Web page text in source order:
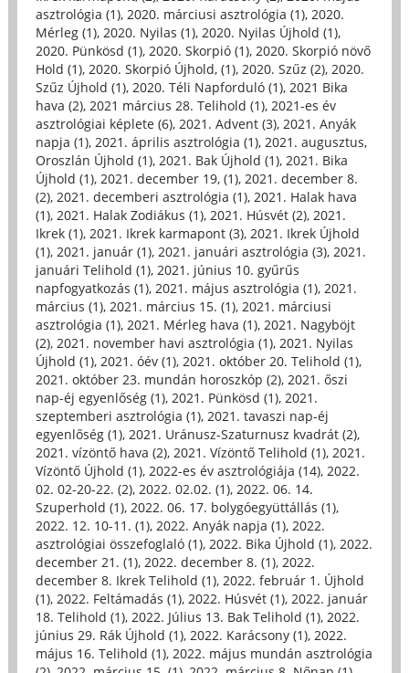
asztrológia (1), 2020. márciusi asztrológia (1), 2020.
Mérleg (1), 2020. Nyilas (1), 2020. Nyilas Újhold (1),
2020. Pünkösd (1), 2020. Skorpió (1), 2020. Skorpió növő
Hold (1), 2020. Skorpió Újhold, (1), 2020. Szűz (2), 2020.
Szűz Újhold (1), 2020. Téli Napforduló (1), 2021 Bika
hava (2), 2021 március 28. Telihold (1), 2021-es év
asztrológiai képlete (6), 2021. Advent (3), 2021. Anyák
napja (1), 2021. április asztrológia (1), 2021. augusztus,
Oroszlán Újhold (1), 2021. Bak Újhold (1), 2021. Bika
Újhold (1), 2021. december 19, (1), 2021. december 8.
(2), 2021. decemberi asztrológia (1), 2021. Halak hava
(1), 2021. Halak Zodiákus (1), 2021. Húsvét (2), 2021.
Ikrek (1), 2021. Ikrek karmapont (3), 2021. Ikrek Újhold
(1), 2021. január (1), 2021. januári asztrológia (3), 2021.
januári Telihold (1), 2021. június 10. gyűrűs
napfogyatkozás (1), 2021. május asztrológia (1), 2021.
március (1), 2021. március 15. (1), 2021. márciusi
asztrológia (1), 2021. Mérleg hava (1), 2021. Nagyböjt
(2), 2021. november havi asztrológia (1), 2021. Nyilas
Újhold (1), 2021. óév (1), 2021. október 20. Telihold (1),
2021. október 23. mundán horoszkóp (2), 2021. őszi
nap-éj egyenlőség (1), 2021. Pünkösd (1), 2021.
szeptemberi asztrológia (1), 2021. tavaszi nap-éj
egyenlőség (1), 2021. Uránusz-Szaturnusz kvadrát (2),
2021. vízöntő hava (2), 2021. Vízöntő Telihold (1), 2021.
Vízöntő Újhold (1), 2022-es év asztrológiája (14), 2022.
02. 02-20-22. (2), 2022. 02.02. (1), 2022. 06. 14.
Szuperhold (1), 2022. 06. 17. bolygóegyüttállás (1),
2022. 12. 10-11. (1), 2022. Anyák napja (1), 2022.
asztrológiai összefoglaló (1), 2022. Bika Újhold (1), 2022.
december 21. (1), 2022. december 8. (1), 2022.
december 8. Ikrek Telihold (1), 2022. február 1. Újhold
(1), 2022. Feltámadás (1), 2022. Húsvét (1), 2022. január
18. Telihold (1), 2022. Július 13. Bak Telihold (1), 2022.
június 29. Rák Újhold (1), 2022. Karácsony (1), 2022.
május 16. Telihold (1), 2022. május mundán asztrológia